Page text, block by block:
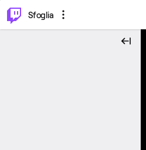
Sfoglia